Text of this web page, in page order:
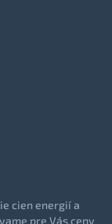
cien energií a
pre Vás ceny